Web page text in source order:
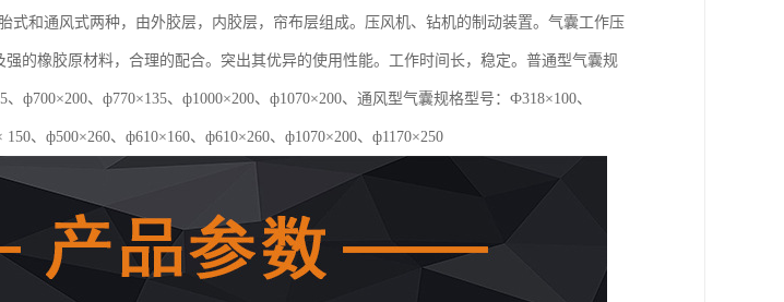
式和通风式两种，由外胶层，内胶层，帘布层组成。压风机、钻机的制动装置。气囊工作压
强的橡胶原材料，合理的配合。突出其优异的使用性能。工作时间长，稳定。普通型气囊规
ф700×200、ф770×135、ф1000×200、ф1070×200、通风型气囊规格型号：Ф318×100、
、ф500×260、ф610×160、ф610×260、ф1070×200、ф1170×250